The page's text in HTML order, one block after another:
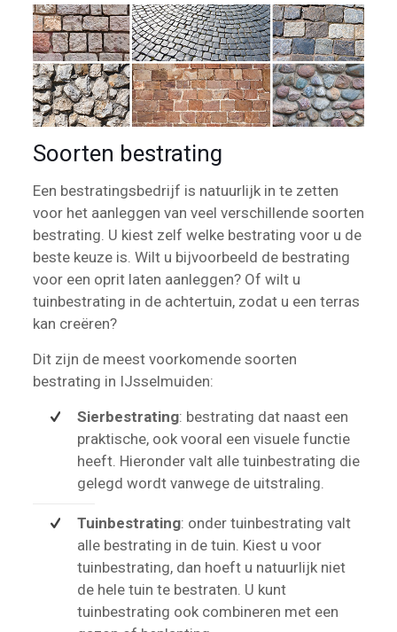
Soorten bestrating
Een bestratingsbedrijf is natuurlijk in te zetten
voor het aanleggen van veel verschillende soorten
bestrating. U kiest zelf welke bestrating voor u de
beste keuze is. Wilt u bijvoorbeeld de bestrating
voor een oprit laten aanleggen? Of wilt u
tuinbestrating in de achtertuin, zodat u een terras
kan creëren?
Dit zijn de meest voorkomende soorten
bestrating in IJsselmuiden:
Sierbestrating: bestrating dat naast een
praktische, ook vooral een visuele functie
heeft. Hieronder valt alle tuinbestrating die
gelegd wordt vanwege de uitstraling.
Tuinbestrating: onder tuinbestrating valt
alle bestrating in de tuin. Kiest u voor
tuinbestrating, dan hoeft u natuurlijk niet
de hele tuin te bestraten. U kunt
tuinbestrating ook combineren met een